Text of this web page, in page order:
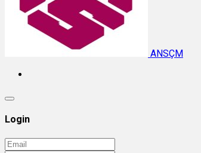
ANSÇM
Login